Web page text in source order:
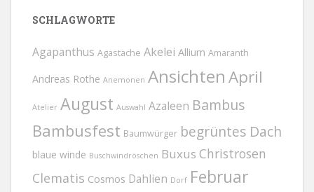
SCHLAGWORTE
Agapanthus Agastache Akelei Allium Amaranth
Andreas Rothe Anemonen AnsichtenApril
Atelier August Auswahl Azaleen Bambus
Bambusfest Baumwürger begrüntes Dach
blaue winde Buschwindröschen Buxus Christrosen
Clematis Cosmos Dahlien Dorf Februar